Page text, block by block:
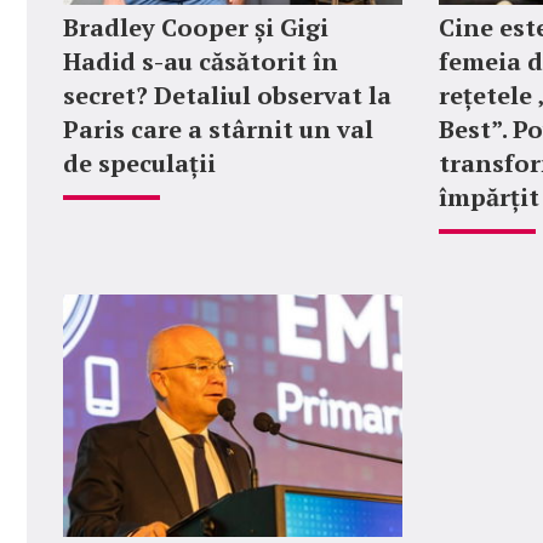
Bradley Cooper și Gigi
Hadid s-au căsătorit în
secret? Detaliul observat la
Paris care a stârnit un val
de speculații
Cine
femeia
rețetele
Best”.